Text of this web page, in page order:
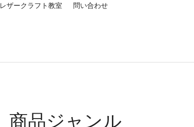
レザークラフト教室 問い合わせ
商品ジャンル